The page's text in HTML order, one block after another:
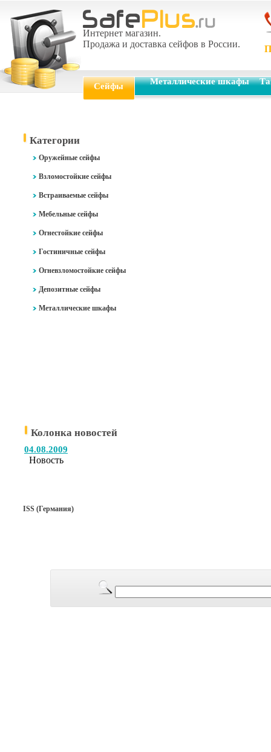
Интернет магазин.
Продажа и доставка сейфов в России.
Сейфы Металлические шкафы
Категории
Оружейные сейфы
Взломостойкие сейфы
Встраиваемые сейфы
Мебельные сейфы
Огнестойкие сейфы
Гостиничные сейфы
Огневзломостойкие сейфы
Депозитные сейфы
Металлические шкафы
Колонка новостей
04.08.2009
Новость
ISS (Германия)